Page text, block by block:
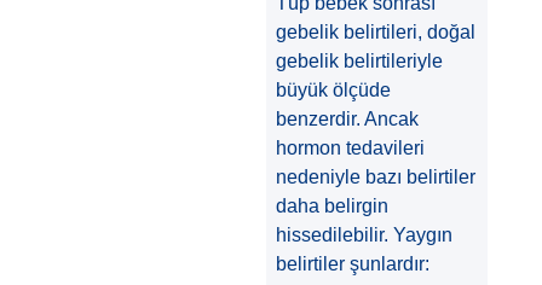
gebelik belirtileri, doğal
gebelik belirtileriyle
büyük ölçüde
benzerdir. Ancak
hormon tedavileri
nedeniyle bazı belirtiler
daha belirgin
hissedilebilir. Yaygın
belirtiler şunlardır: